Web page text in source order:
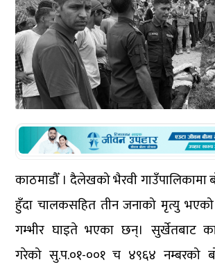
काठमाडौँ । दैलेखको भैरवी गाउँपालिकामा
हुँदा चालकसहित तीन जनाको मृत्यु
गम्भीर घाइते भएका छन्। सुर्खेतबाट
गरेको सु.प.०१-००१ च ४९६४ नम्बरको